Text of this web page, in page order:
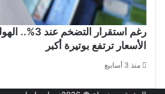
رغم استقرار
الأسعار ترتفع بوتيرة أكبر
منذ 3 أسابيع